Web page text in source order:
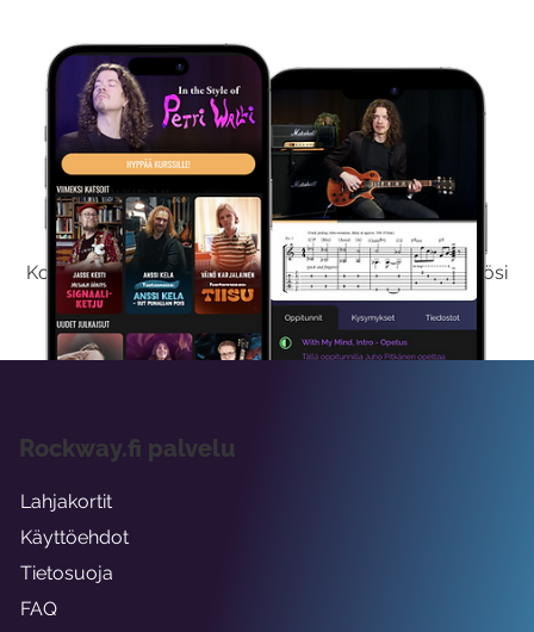
Kokeile Ilmaiseksi
Kokeilemalla ilmaiseksi saat koko sisältömme käyttöösi
viikon ajaksi.
Rockway.fi palvelu
Lahjakortit
Käyttöehdot
Tietosuoja
FAQ